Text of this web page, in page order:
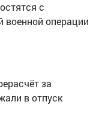
с
военной операции
за
в отпуск